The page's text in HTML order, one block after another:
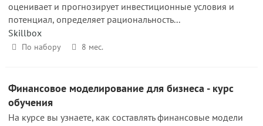
оценивает и прогнозирует инвестиционные условия и
потенциал, определяет рациональность...
Skillbox
По набору 8 мес.
Финансовое моделирование для бизнеса - курс
обучения
На курсе вы узнаете, как составлять финансовые модели